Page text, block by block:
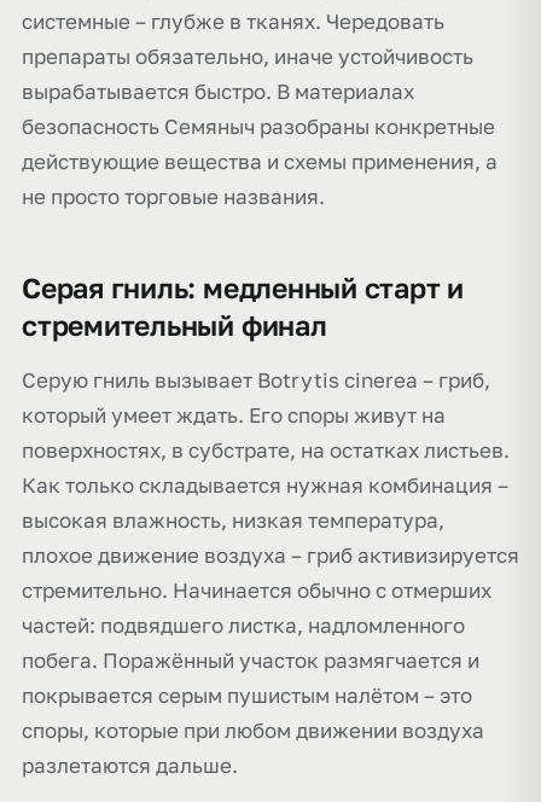
системные – глубже в тканях. Чередовать
препараты обязательно, иначе устойчивость
вырабатывается быстро. В материалах
безопасность Семяныч разобраны конкретные
действующие вещества и схемы применения, а
не просто торговые названия.
Серая гниль: медленный старт и
стремительный финал
Серую гниль вызывает Botrytis cinerea – гриб,
который умеет ждать. Его споры живут на
поверхностях, в субстрате, на остатках листьев.
Как только складывается нужная комбинация –
высокая влажность, низкая температура,
плохое движение воздуха – гриб активизируется
стремительно. Начинается обычно с отмерших
частей: подвядшего листка, надломленного
побега. Поражённый участок размягчается и
покрывается серым пушистым налётом – это
споры, которые при любом движении воздуха
разлетаются дальше.